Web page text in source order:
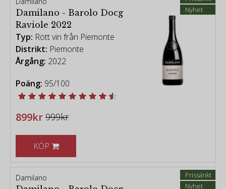
Nyhet
Damilano - Barolo Docg
Raviole 2022
Typ: Rött vin från Piemonte
Distrikt: Piemonte
Årgång: 2022
Poäng: 95/100
899kr 999kr
KÖP
Prissänkt
Nyhet
Damilano